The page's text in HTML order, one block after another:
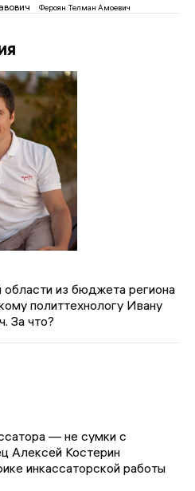
Фероян Телман Амоевич
из бюджета региона
политтехнологу Ивану
За что?
— не сумки с
Алексей Костерин
инкассаторской работы